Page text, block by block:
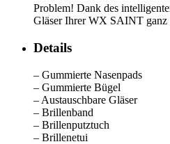
Problem! Dank des
Gläser Ihrer WX SAINT ganz
Details
– Gummierte Nasenpads
– Gummierte Bügel
– Austauschbare Gläser
– Brillenband
– Brillenputztuch
– Brillenetui